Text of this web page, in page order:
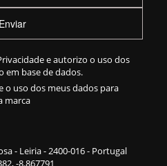
Enviar
e autorizo o uso dos
em base de dados.
uso dos meus dados para
marca
- Leiria - 2400-016 - Portugal
-8.867791